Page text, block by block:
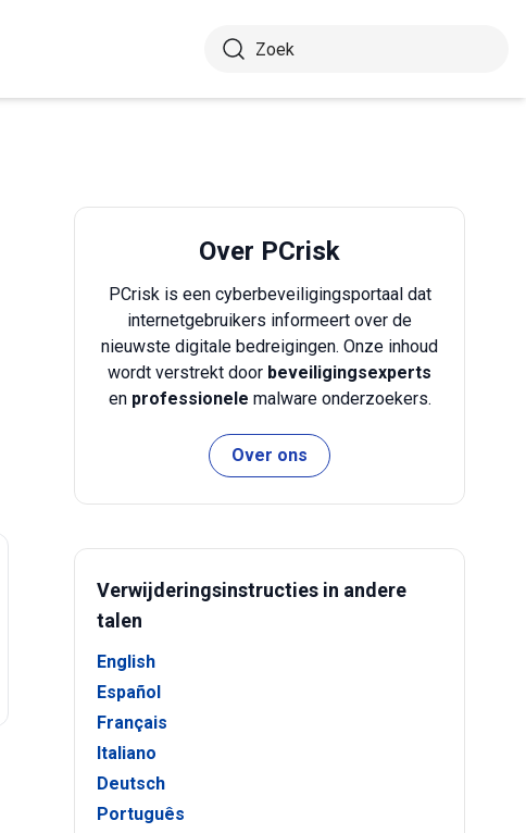
Over PCrisk
PCrisk is een cyberbeveiligingsportaal dat
internetgebruikers informeert over de
nieuwste digitale bedreigingen. Onze inhoud
wordt verstrekt door beveiligingsexperts
en professionele malware onderzoekers.
Over ons
Verwijderingsinstructies in andere
talen
English
Español
Français
Italiano
Deutsch
Português